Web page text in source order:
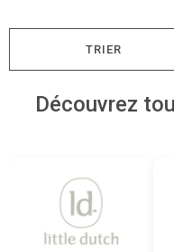
TRIER
Découvrez